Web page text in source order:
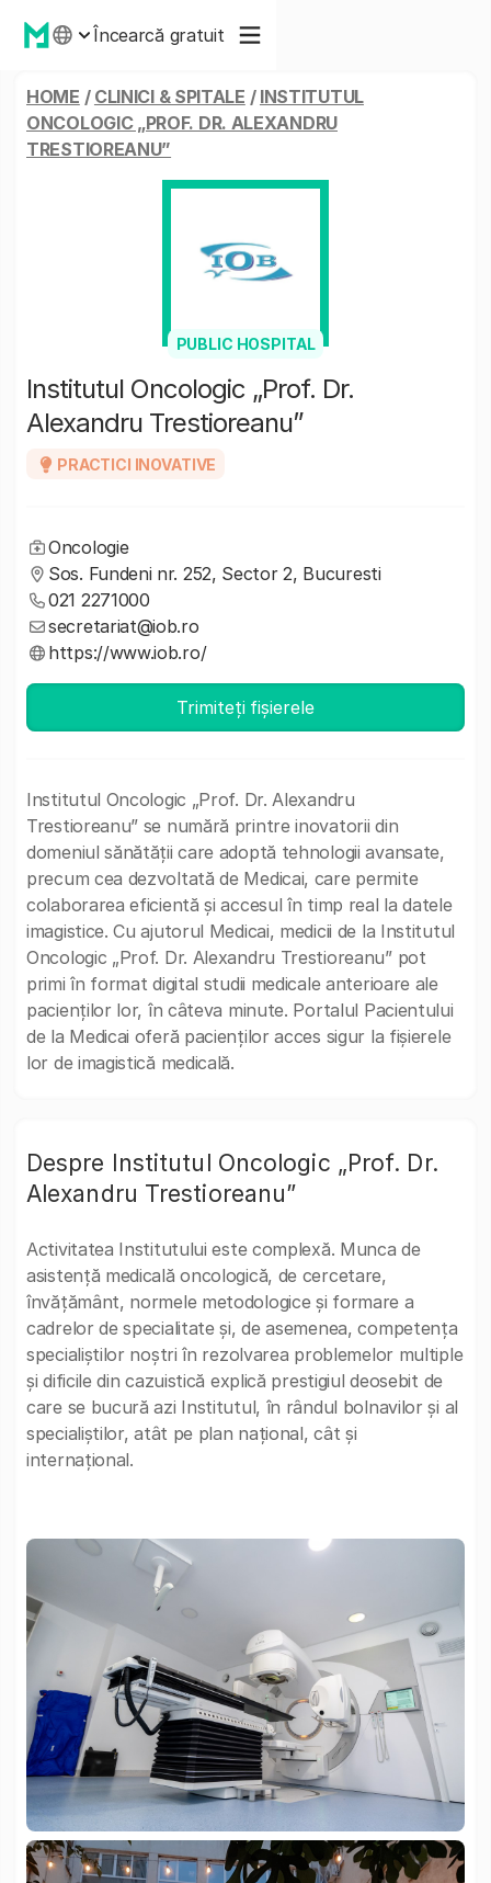
Încearcă gratuit
HOME / CLINICI & SPITALE / INSTITUTUL
ONCOLOGIC „PROF. DR. ALEXANDRU
TRESTIOREANU”
PUBLIC HOSPITAL
Institutul Oncologic „Prof. Dr.
Alexandru Trestioreanu”
PRACTICI INOVATIVE
Oncologie
Sos. Fundeni nr. 252, Sector 2, Bucuresti
021 2271000
secretariat@iob.ro
https://www.iob.ro/
Trimiteți fișierele
Institutul Oncologic „Prof. Dr. Alexandru
Trestioreanu” se numără printre inovatorii din
domeniul sănătății care adoptă tehnologii avansate,
precum cea dezvoltată de Medicai, care permite
colaborarea eficientă și accesul în timp real la datele
imagistice. Cu ajutorul Medicai, medicii de la Institutul
Oncologic „Prof. Dr. Alexandru Trestioreanu” pot
primi în format digital studii medicale anterioare ale
pacienților lor, în câteva minute. Portalul Pacientului
de la Medicai oferă pacienților acces sigur la fișierele
lor de imagistică medicală.
Despre Institutul Oncologic „Prof. Dr.
Alexandru Trestioreanu”
Activitatea Institutului este complexă. Munca de
asistență medicală oncologică, de cercetare,
învățământ, normele metodologice și formare a
cadrelor de specialitate și, de asemenea, competența
specialiștilor noștri în rezolvarea problemelor multiple
și dificile din cazuistică explică prestigiul deosebit de
care se bucură azi Institutul, în rândul bolnavilor și al
specialiștilor, atât pe plan național, cât și
internațional.